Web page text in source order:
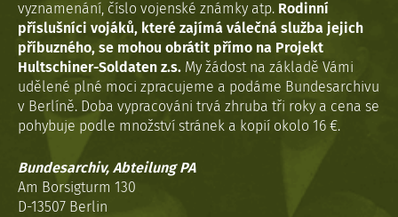
vyznamenání, číslo vojenské známky atp. Rodinní
příslušníci vojáků, které zajímá válečná služba jejich
příbuzného, se mohou obrátit přímo na Projekt
Hultschiner-Soldaten z.s. My žádost na základě Vámi
udělené plné moci zpracujeme a podáme Bundesarchivu
v Berlíně. Doba vypracováni trvá zhruba tři roky a cena se
pohybuje podle množství stránek a kopií okolo 16 €.
Bundesarchiv, Abteilung PA
Am Borsigturm 130
D-13507 Berlin